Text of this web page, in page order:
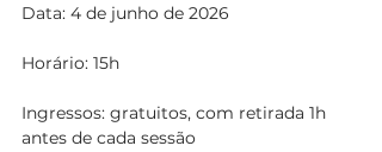
Data: 4 de junho de 2026
Horário: 15h
Ingressos: gratuitos, com retirada 1h
antes de cada sessão